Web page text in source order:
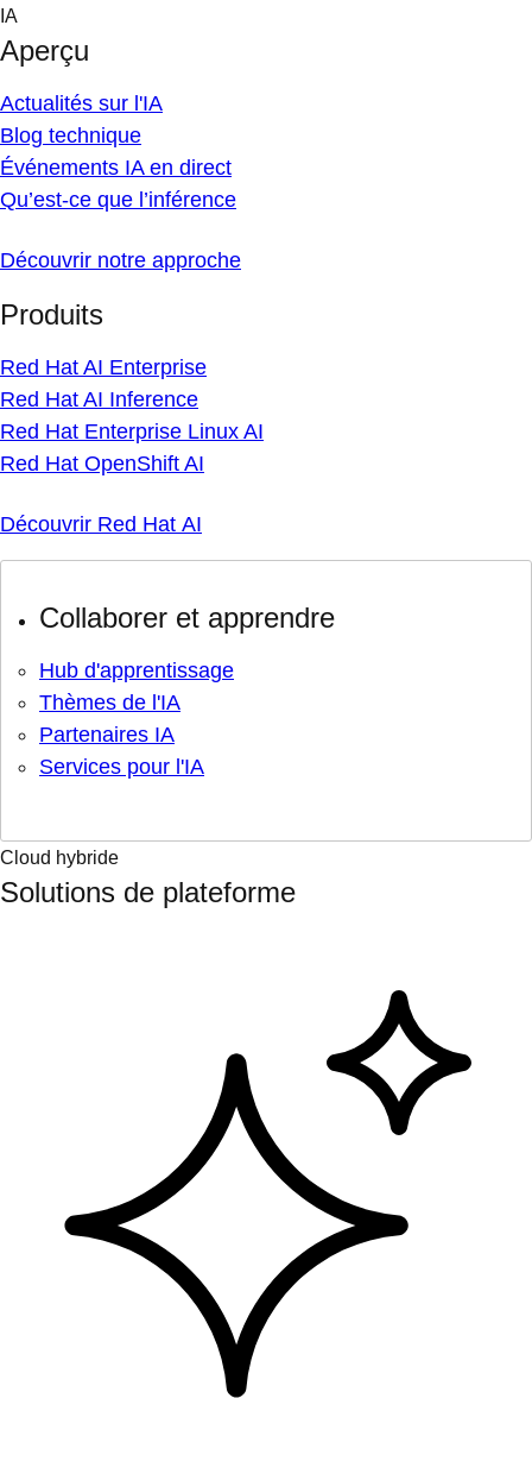
Skip
content
IA
Aperçu
Actualités sur l'IA
Blog technique
Événements IA en direct
Qu’est-ce que l’inférence
Découvrir notre approche
Produits
Red Hat AI Enterprise
Red Hat AI Inference
Red Hat Enterprise Linux AI
Red Hat OpenShift AI
Découvrir Red Hat AI
Collaborer et apprendre
Hub d'apprentissage
Thèmes de l'IA
Partenaires IA
Services pour l'IA
Cloud hybride
Solutions de plateforme